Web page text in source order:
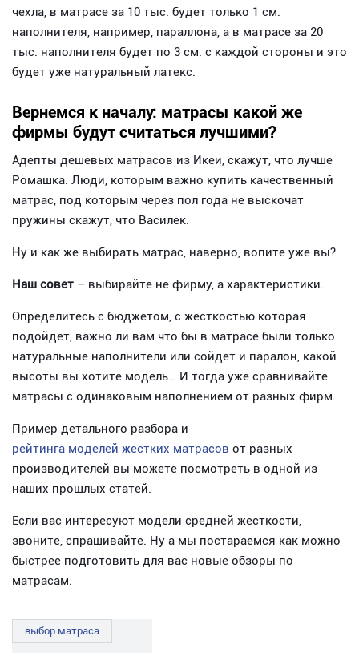
чехла, в матрасе за 10 тыс. будет только 1 см.
наполнителя, например, параллона, а в матрасе за 20
тыс. наполнителя будет по 3 см. с каждой стороны и это
будет уже натуральный латекс.
Вернемся к началу: матрасы какой же
фирмы будут считаться лучшими?
Адепты дешевых матрасов из Икеи, скажут, что лучше
Ромашка. Люди, которым важно купить качественный
матрас, под которым через пол года не выскочат
пружины скажут, что Василек.
Ну и как же выбирать матрас, наверно, вопите уже вы?
Наш совет – выбирайте не фирму, а характеристики.
Определитесь с бюджетом, с жесткостью которая
подойдет, важно ли вам что бы в матрасе были только
натуральные наполнители или сойдет и паралон, какой
высоты вы хотите модель… И тогда уже сравнивайте
матрасы с одинаковым наполнением от разных фирм.
Пример детального разбора и
рейтинга моделей жестких матрасов от разных
производителей вы можете посмотреть в одной из
наших прошлых статей.
Если вас интересуют модели средней жесткости,
звоните, спрашивайте. Ну а мы постараемся как можно
быстрее подготовить для вас новые обзоры по
матрасам.
выбор матраса